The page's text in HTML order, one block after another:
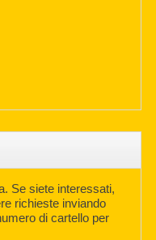
Se siete interessati,
richieste inviando
di cartello per